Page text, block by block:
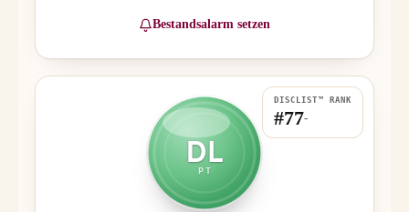
Bestandsalarm setzen
DL
PT
DISCLIST™ RANK
#77-